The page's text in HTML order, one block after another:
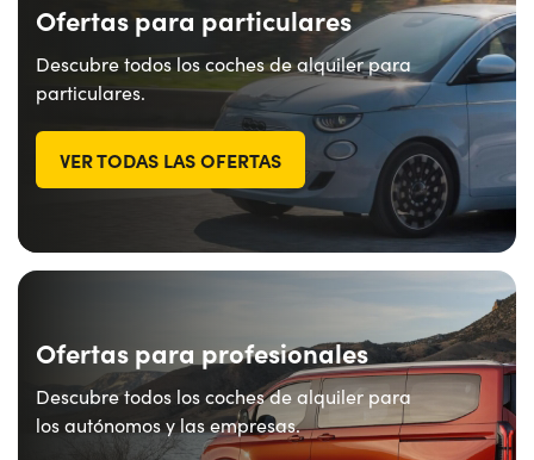
Ofertas para particulares
Descubre todos los coches de alquiler para
particulares.
VER TODAS LAS OFERTAS
Ofertas para profesionales
Descubre todos los coches de alquiler para
los autónomos y las empresas.